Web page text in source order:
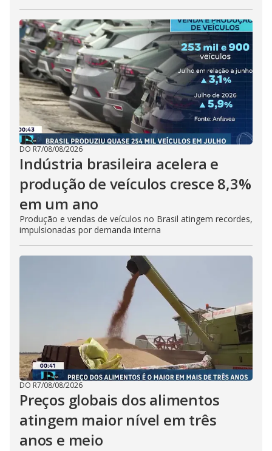
DO R7/08/08/2026
Indústria brasileira acelera e
produção de veículos cresce 8,3%
em um ano
Produção e vendas de veículos no Brasil atingem recordes,
impulsionadas por demanda interna
DO R7/08/08/2026
Preços globais dos alimentos
atingem maior nível em três
anos e meio